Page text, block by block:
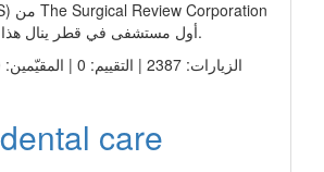
، أول مستشفى في قطر ينال هذا التقدير المرموق.
الزيارات: 2387 | التقييم: 0 | المقيّمين: 0 | المدينة
care